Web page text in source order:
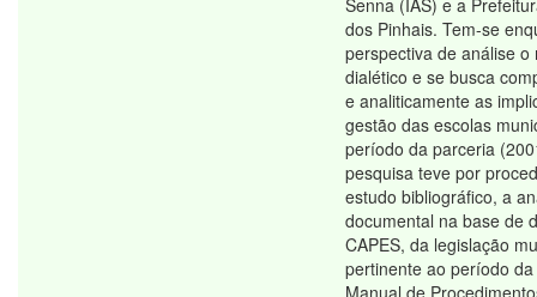
Senna (IAS) e a
dos Pinhais. Tem-se
perspectiva de análise o
dialético e se busca
e analiticamente as
gestão das escolas
período da parceria
pesquisa teve por
estudo bibliográfico, a
documental na base de
CAPES, da legislação
pertinente ao período